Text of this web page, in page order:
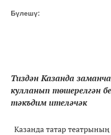
Бүлешү:
Тиздән Казанда
кулланып төшерелгән
тәкъдим ителәчәк
Казанда татар